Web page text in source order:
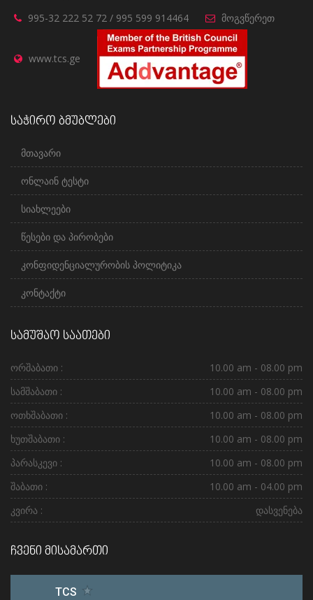
995-32 222 52 72 / 995 599 914464 მოგვწერეთ
www.tcs.ge
საჭირო ბმუბლები
მთავარი
ონლაინ ტესტი
სიახლეები
წესები და პირობები
კონფიდენციალურობის პოლიტიკა
კონტაქტი
სამუშაო საათები
ორშაბათი :
10.00 am - 08.00 pm
სამშაბათი :
10.00 am - 08.00 pm
ოთხშაბათი :
10.00 am - 08.00 pm
ხუთშაბათი :
10.00 am - 08.00 pm
პარასკევი :
10.00 am - 08.00 pm
შაბათი :
10.00 am - 04.00 pm
კვირა :
დასვენება
ჩვენი მისამართი